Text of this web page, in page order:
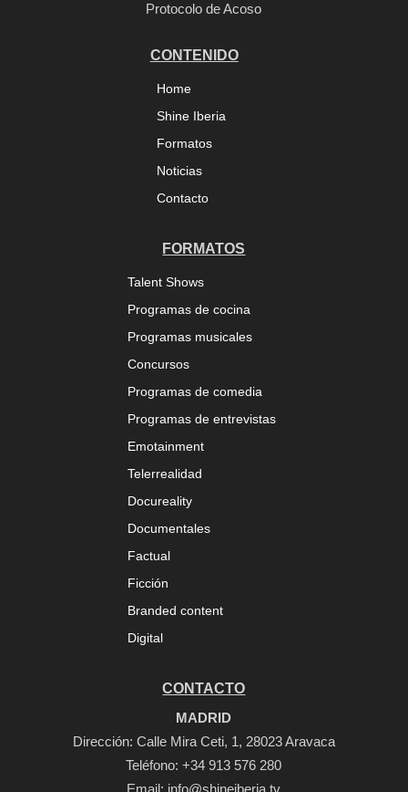
Protocolo de Acoso
CONTENIDO
Home
Shine Iberia
Formatos
Noticias
Contacto
FORMATOS
Talent Shows
Programas de cocina
Programas musicales
Concursos
Programas de comedia
Programas de entrevistas
Emotainment
Telerrealidad
Docureality
Documentales
Factual
Ficción
Branded content
Digital
CONTACTO
MADRID
Dirección: Calle Mira Ceti, 1, 28023 Aravaca
Teléfono:+34 913 576 280